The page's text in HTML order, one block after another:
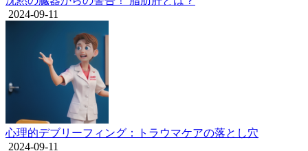
2024-09-11
心理的デブリーフィング：トラウマケアの落とし穴
2024-09-11